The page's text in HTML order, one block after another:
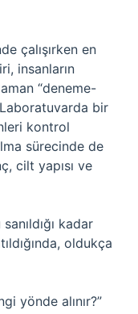
çalışırken en
insanların
“deneme-
bir
kontrol
sürecinde de
cilt yapısı ve
kadar
oldukça
yönde alınır?”